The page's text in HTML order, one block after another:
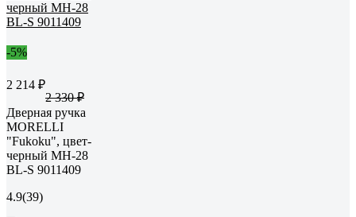
-5%
2 214 ₽
2 330 ₽
Дверная ручка
MORELLI
"Fukoku", цвет-
черный MH-28
BL-S 9011409
4.9(39)